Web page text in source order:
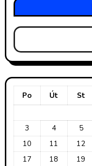
Po Út St
3
4 5
10
11 12
17
18 19